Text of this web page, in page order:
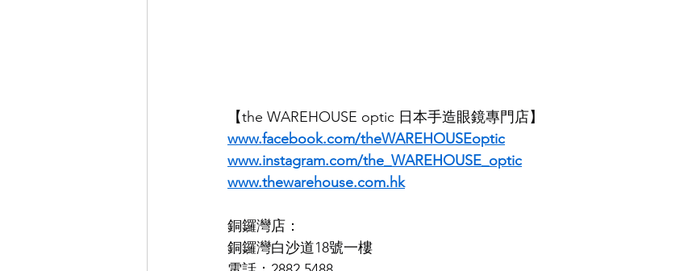
【the WAREHOUSE optic 日本手造眼鏡專門店】
www.facebook.com/theWAREHOUSEoptic
www.instagram.com/the_WAREHOUSE_optic
www.thewarehouse.com.hk
銅鑼灣店：
銅鑼灣白沙道18號一樓